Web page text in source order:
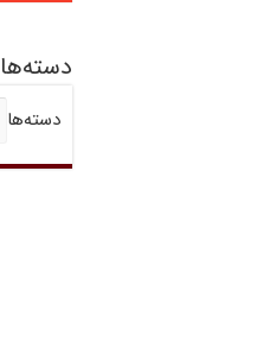
دسته‌ها
دسته‌ها